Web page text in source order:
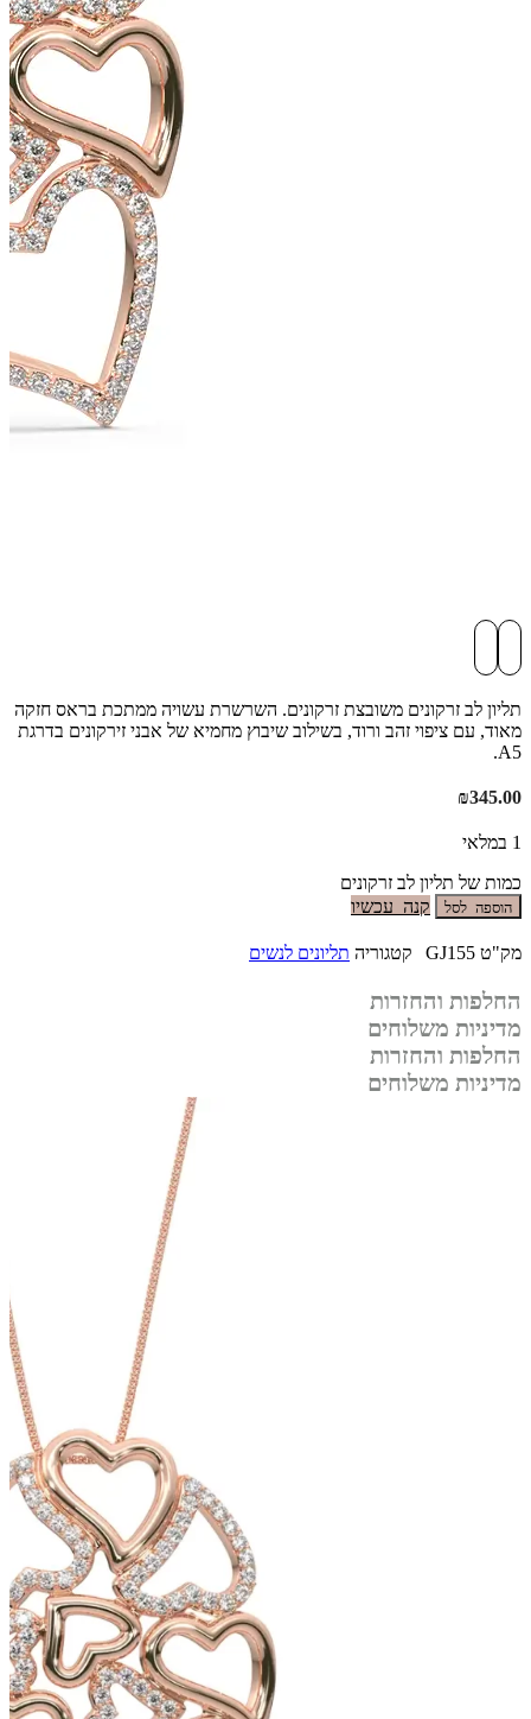
תליון לב זרקונים משובצת זרקונים. השרשרת עשויה ממתכת בראס חזקה
מאוד, עם ציפוי זהב ורוד, בשילוב שיבוץ מחמיא של אבני זירקונים בדרגת
A5.
₪345.00
1 במלאי
כמות של תליון לב זרקונים
הוספה לסל קנה עכשיו
מק"ט GJ155 קטגוריה תליונים לנשים
החלפות והחזרות
מדיניות משלוחים
החלפות והחזרות
מדיניות משלוחים